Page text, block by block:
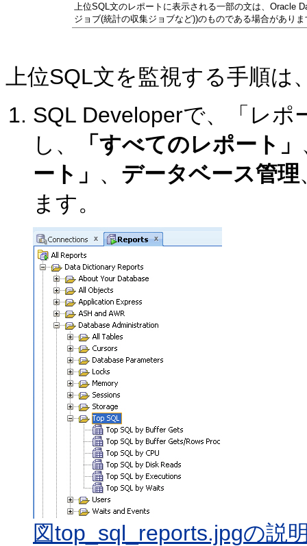
上位SQL文のレポートに表示される一部の文は、Oracle
ジョブ(統計の収集ジョブなど))のものである場合がありま
上位SQL文を監視する手順
SQL Developerで、「レ
し、
「すべてのレポート」
ート」 、 データベース管理
ます。
図top_sql_reports.jpgの説